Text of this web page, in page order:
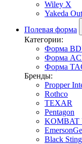
Wiley X
Yakeda
Полевая форма
Категории:
Форма
Форма
Форма
Бренды:
Propper
Rothco
TEXAR
Pentagon
KOMBAT
Black